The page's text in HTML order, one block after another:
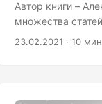
Автор книги –
множества
академии наук. В
казалось, что
23.02.2021 · 10 мин